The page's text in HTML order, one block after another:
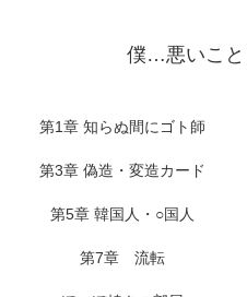
僕…悪いこと
第1章 知らぬ間にゴト師
第3章 偽造・変造カード
第5章 韓国人・○国人
第7章 流転